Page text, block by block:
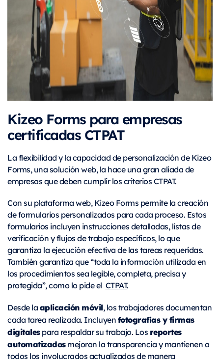
Kizeo Forms para empresas
certificadas CTPAT
La flexibilidad y la capacidad de personalización de Kizeo
Forms, una solución web, la hace una gran aliada de
empresas que deben cumplir los criterios CTPAT.
Con su plataforma web, Kizeo Forms permite la creación
de formularios personalizados para cada proceso. Estos
formularios incluyen instrucciones detalladas, listas de
verificación y flujos de trabajo específicos, lo que
garantiza la ejecución efectiva de las tareas requeridas.
También garantiza que “toda la información utilizada en
los procedimientos sea legible, completa, precisa y
protegida”, como lo pide el CTPAT.
Desde laaplicación móvil, los trabajadores documentan
cada tarea realizada. Incluyenfotografías y firmas
digitalespara respaldar su trabajo. Los reportes
automatizadosmejoran la transparencia y mantienen a
todos los involucrados actualizados de manera